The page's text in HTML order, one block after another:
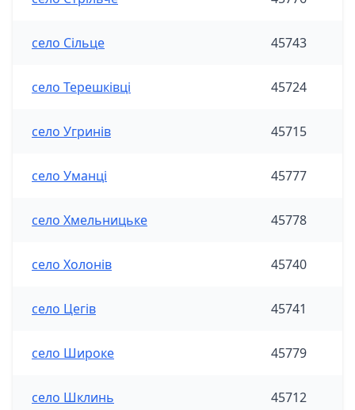
село Сільце 45743
село Терешківці 45724
село Угринів 45715
село Уманці 45777
село Хмельницьке 45778
село Холонів 45740
село Цегів 45741
село Широке 45779
село Шклинь 45712